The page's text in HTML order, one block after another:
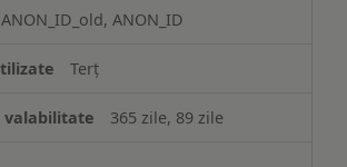
ANON_ID_old, ANON_ID
Terț
365 zile, 89 zile